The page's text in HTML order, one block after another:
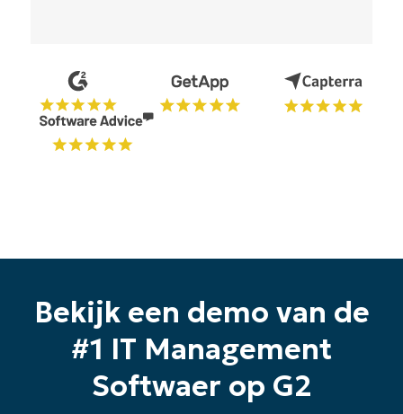
Bekijk een demo van de
#1 IT Management
Softwaer op G2